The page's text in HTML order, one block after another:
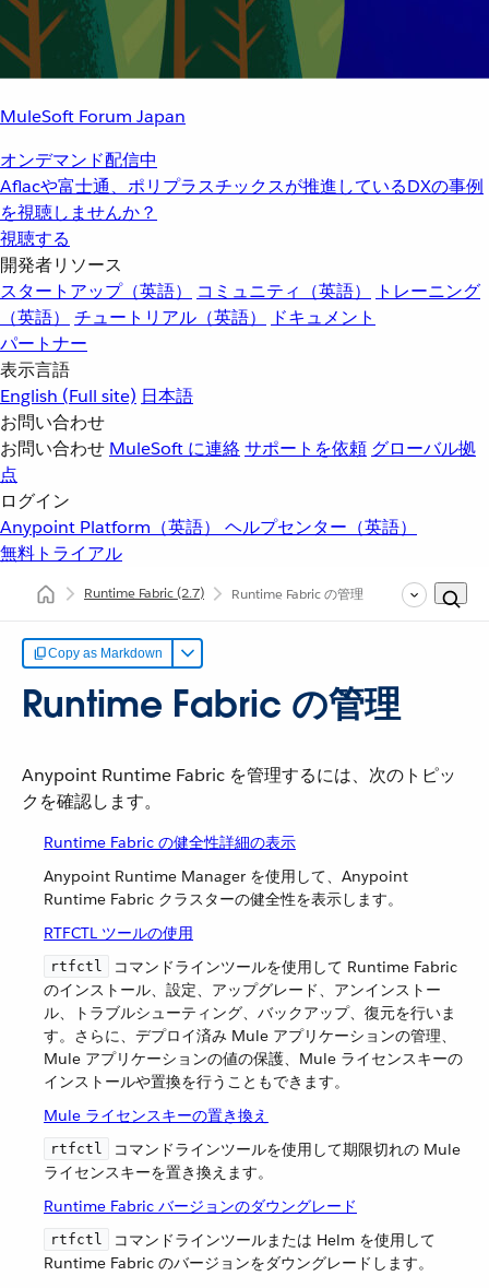
MuleSoft Forum Japan
オンデマンド配信中
Aflacや富士通、ポリプラスチックスが推進しているDXの事例
を視聴しませんか？
視聴する
開発者リソース
スタートアップ（英語）
コミュニティ（英語）
トレーニング
（英語）
チュートリアル（英語）
ドキュメント
パートナー
表示言語
English (Full site) 日本語
お問い合わせ
お問い合わせ MuleSoft に連絡サポートを依頼 グローバル拠
点
ログイン
Anypoint Platform（英語） ヘルプセンター（英語）
無料トライアル
Runtime Fabric(2.7) Runtime Fabric の管理
Copy as Markdown
Runtime Fabric の管理
Anypoint Runtime Fabric を管理するには、次のトピッ
クを確認します。
Runtime Fabric の健全性詳細の表示
Anypoint Runtime Manager を使用して、Anypoint
Runtime Fabric クラスターの健全性を表示します。
RTFCTL ツールの使用
rtfctl
​ コマンドラインツールを使用して Runtime Fabric
のインストール、設定、アップグレード、アンインストー
ル、トラブルシューティング、バックアップ、復元を行いま
す。さらに、デプロイ済み Mule アプリケーションの管理、
Mule アプリケーションの値の保護、Mule ライセンスキーの
インストールや置換を行うこともできます。
Mule ライセンスキーの置き換え
rtfctl
​ コマンドラインツールを使用して期限切れの Mule
ライセンスキーを置き換えます。
Runtime Fabric バージョンのダウングレード
rtfctl
​ コマンドラインツールまたは Helm を使用して
Runtime Fabric のバージョンをダウングレードします。